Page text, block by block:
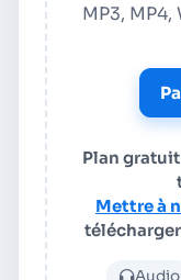
MP3, MP4,
Plan
Mettre à
Audio